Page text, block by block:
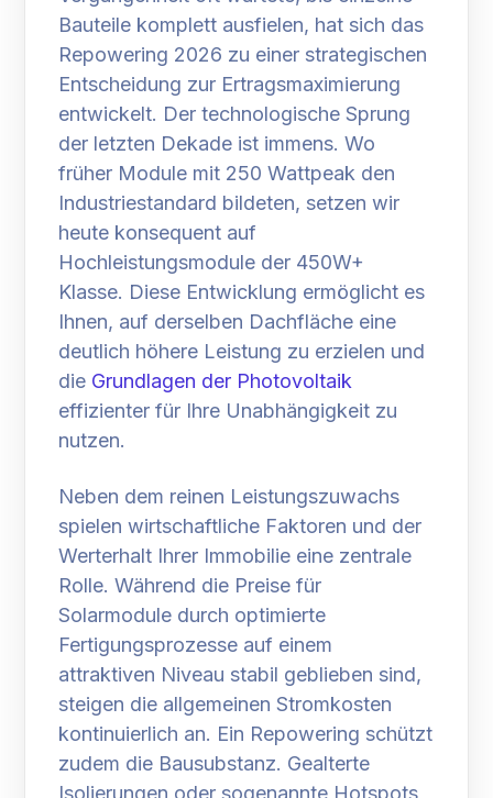
Bauteile komplett ausfielen, hat sich das
Repowering 2026 zu einer strategischen
Entscheidung zur Ertragsmaximierung
entwickelt. Der technologische Sprung
der letzten Dekade ist immens. Wo
früher Module mit 250 Wattpeak den
Industriestandard bildeten, setzen wir
heute konsequent auf
Hochleistungsmodule der 450W+
Klasse. Diese Entwicklung ermöglicht es
Ihnen, auf derselben Dachfläche eine
deutlich höhere Leistung zu erzielen und
die Grundlagen der Photovoltaik
effizienter für Ihre Unabhängigkeit zu
nutzen.
Neben dem reinen Leistungszuwachs
spielen wirtschaftliche Faktoren und der
Werterhalt Ihrer Immobilie eine zentrale
Rolle. Während die Preise für
Solarmodule durch optimierte
Fertigungsprozesse auf einem
attraktiven Niveau stabil geblieben sind,
steigen die allgemeinen Stromkosten
kontinuierlich an. Ein Repowering schützt
zudem die Bausubstanz. Gealterte
Isolierungen oder sogenannte Hotspots